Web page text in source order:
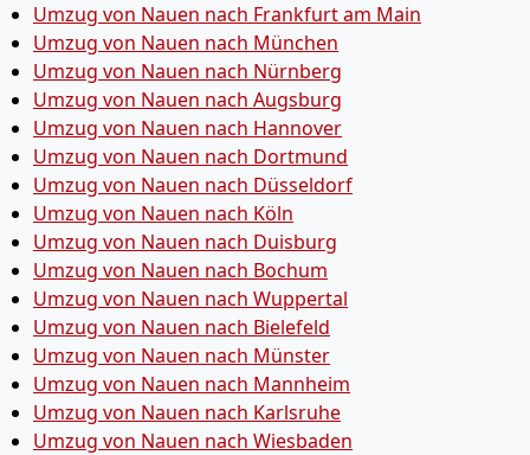
Umzug von Nauen nach Frankfurt am Main
Umzug von Nauen nach München
Umzug von Nauen nach Nürnberg
Umzug von Nauen nach Augsburg
Umzug von Nauen nach Hannover
Umzug von Nauen nach Dortmund
Umzug von Nauen nach Düsseldorf
Umzug von Nauen nach Köln
Umzug von Nauen nach Duisburg
Umzug von Nauen nach Bochum
Umzug von Nauen nach Wuppertal
Umzug von Nauen nach Bielefeld
Umzug von Nauen nach Münster
Umzug von Nauen nach Mannheim
Umzug von Nauen nach Karlsruhe
Umzug von Nauen nach Wiesbaden